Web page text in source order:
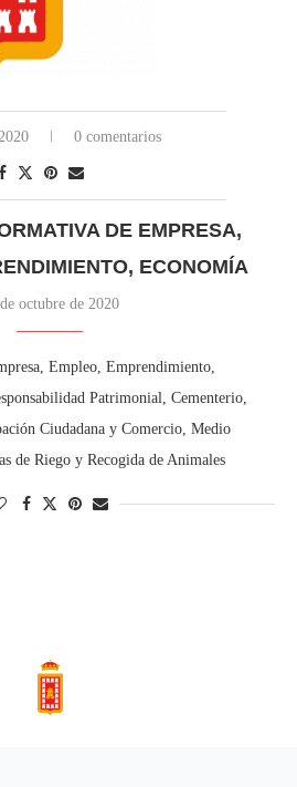
0 comentarios
DE EMPRESA,
ECONOMÍA
octubre de 2020
Empleo, Emprendimiento,
Patrimonial, Cementerio,
Ciudadana y Comercio, Medio
de Riego y Recogida de Animales